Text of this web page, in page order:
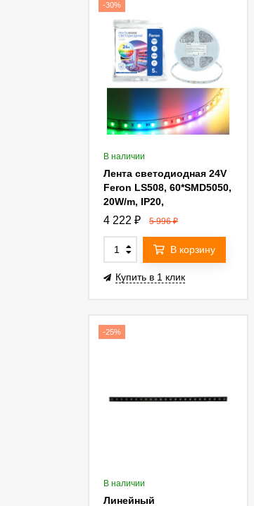
-30%
В наличии
Лента светодиодная 24V
Feron LS508, 60*SMD5050,
20W/m, IP20,
RGB+2300К+6500K 53336
4 222 ₽ 5 996₽
В корзину
Купить в 1 клик
-25%
В наличии
Линейный